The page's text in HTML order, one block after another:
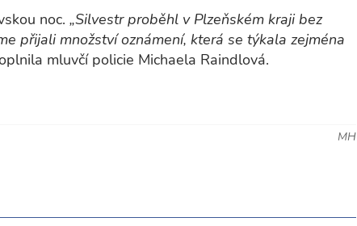
noc. „Silvestr proběhl v Plzeňském kraji bez
přijali množství oznámení, která se týkala zejména
mluvčí policie Michaela Raindlová.
MH